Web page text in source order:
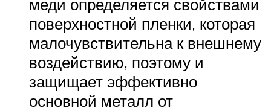
меди определяется свойствами
поверхностной пленки, которая
малочувствительна к внешнему
воздействию, поэтому и
защищает эффективно
основной металл от